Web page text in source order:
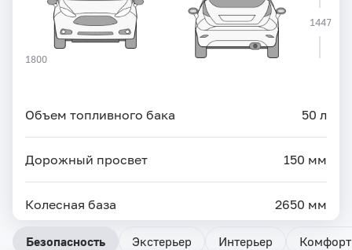
1800
1447
Объем топливного бака 50 л
Дорожный просвет 150 мм
Колесная база 2650 мм
Безопасность Экстерьер Интерьер Комфорт